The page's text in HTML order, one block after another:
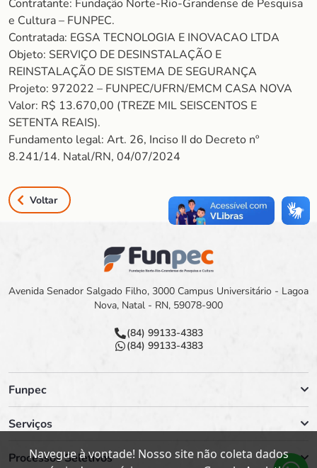
Contratante: Fundação Norte-Rio-Grandense de Pesquisa
e Cultura – FUNPEC.
Contratada: EGSA TECNOLOGIA E INOVACAO LTDA
Objeto: SERVIÇO DE DESINSTALAÇÃO E
REINSTALAÇÃO DE SISTEMA DE SEGURANÇA
Projeto: 972022 – FUNPEC/UFRN/EMCM CASA NOVA
Valor: R$ 13.670,00 (TREZE MIL SEISCENTOS E
SETENTA REAIS).
Fundamento legal: Art. 26, Inciso II do Decreto nº
8.241/14. Natal/RN, 04/07/2024
Voltar
Avenida Senador Salgado Filho, 3000 Campus Universitário - Lagoa
Nova, Natal - RN, 59078-900
(84) 99133-4383
(84) 99133-4383
Funpec
Serviços
Processos Seletivos
Navegue à vontade! Nosso site não coleta dados